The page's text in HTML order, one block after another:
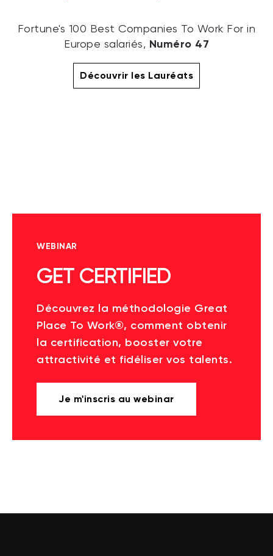
Fortune's 100 Best Companies To Work For in
Europe salariés, Numéro 47
Découvrir les Lauréats
WEBINAR
GET CERTIFIED
Découvrez la méthodologie Great
Place To Work®, comment obtenir
la certification, booster votre
attractivité et fidéliser vos talents.
Je m'inscris au webinar